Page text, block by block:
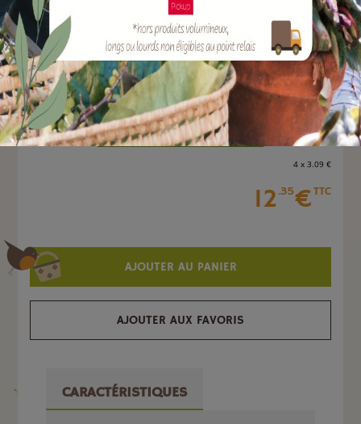
Quantité :
Unité
-
4 x 3.09 €
12.35€TTC
AJOUTER AU PANIER
AJOUTER AUX FAVORIS
CARACTÉRISTIQUES